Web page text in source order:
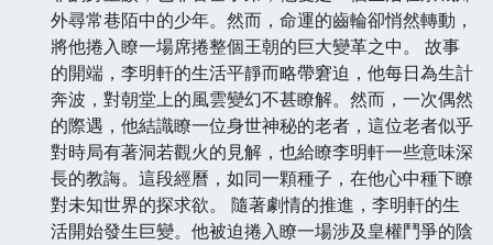
外尋常巷陌中的少年。然而，命運的齒輪卻悄然轉動，
將他捲入瞭一場席捲整個王朝的巨大變革之中。 故事
的開端，李明軒的生活平靜而略帶窘迫，他每日為生計
奔波，對朝堂上的風雲變幻不甚瞭解。然而，一次偶然
的際遇，他結識瞭一位身世神秘的老者，這位老者似乎
對時局有著洞若觀火的見解，也給瞭李明軒一些意味深
長的教誨。這段經曆，如同一顆種子，在他心中種下瞭
對未知世界的探求欲。 隨著劇情的推進，李明軒的生
活開始發生巨變。他被迫捲入瞭一場涉及皇權鬥爭的陰